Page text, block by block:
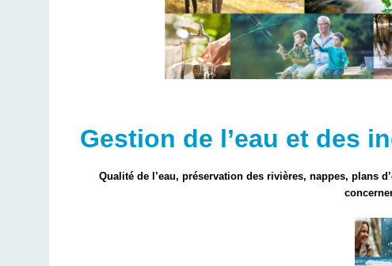
Gestion de l’eau et des
Qualité de l’eau, préservation des rivières, nappes, plans